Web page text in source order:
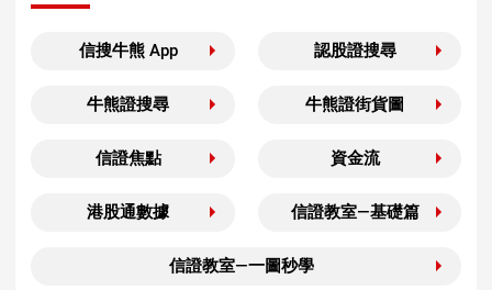
信搜牛熊 App 認股證搜尋
牛熊證搜尋 牛熊證街貨圖
信證焦點 資金流
港股通數據 信證教室—基礎篇
信證教室—一圖秒學